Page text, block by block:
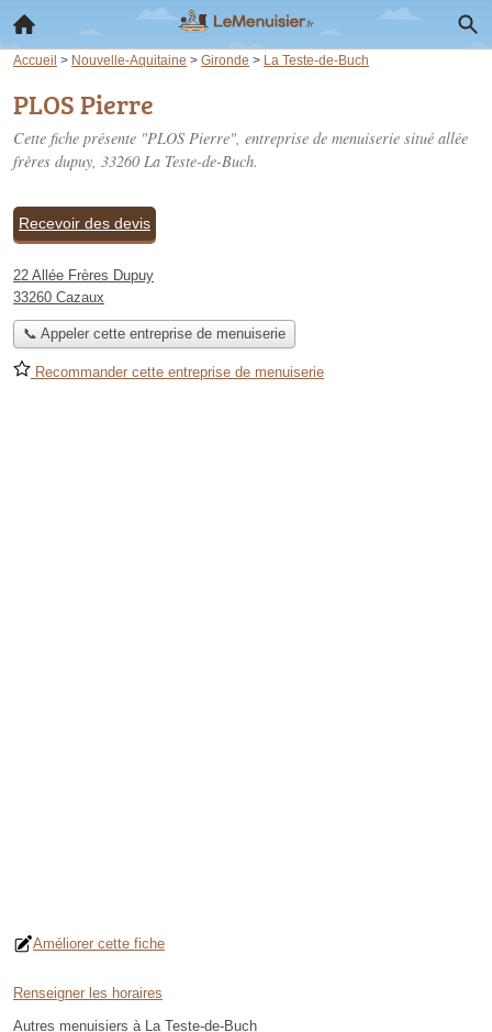
Accueil > Nouvelle-Aquitaine > Gironde > La Teste-de-Buch
PLOS Pierre
Cette fiche présente "PLOS Pierre", entreprise de menuiserie situé allée
frères dupuy, 33260 La Teste-de-Buch.
Recevoir des devis
22 Allée Frères Dupuy
33260 Cazaux
📞 Appeler cette entreprise de menuiserie
Recommander cette entreprise de menuiserie
Améliorer cette fiche
Renseigner les horaires
Autres menuisiers à La Teste-de-Buch